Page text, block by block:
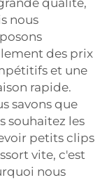
nous
des prix
et une
rapide.
savons que
souhaitez les
petits clips
vite, c'est
nous